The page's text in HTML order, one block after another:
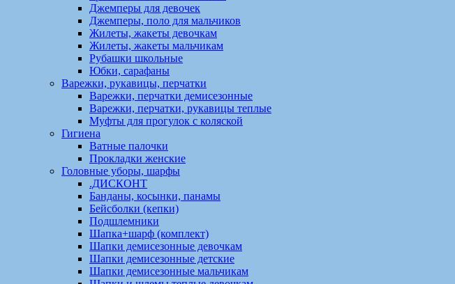
Джемперы для девочек
Джемперы, поло для мальчиков
Жилеты, жакеты девочкам
Жилеты, жакеты мальчикам
Рубашки школьные
Юбки, сарафаны
Варежки, рукавицы, перчатки
Варежки, перчатки демисезонные
Варежки, перчатки, рукавицы теплые
Муфты для прогулок с коляской
Гигиена
Ватные палочки
Прокладки женские
Головные уборы, шарфы
.ДИСКОНТ
Банданы, косынки, панамы
Бейсболки (кепки)
Подшлемники
Шапка+шарф (комплект)
Шапки демисезонные девочкам
Шапки демисезонные детские
Шапки демисезонные мальчикам